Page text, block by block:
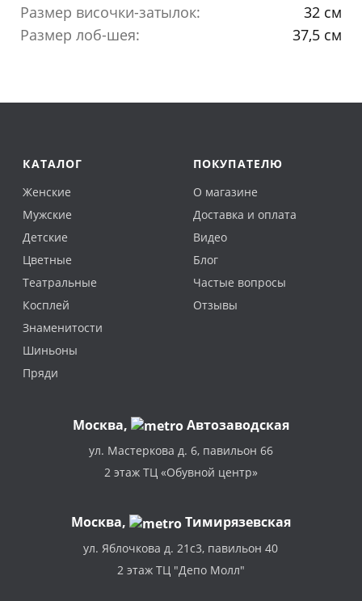
Размер височки-затылок:
32 см
Размер лоб-шея:
37,5 см
КАТАЛОГ
Женские
Мужские
Детские
Цветные
Театральные
Косплей
Знаменитости
Шиньоны
Пряди
ПОКУПАТЕЛЮ
О магазине
Доставка и оплата
Видео
Блог
Частые вопросы
Отзывы
Москва, Автозаводская
ул. Мастеркова д. 6, павильон 66
2 этаж ТЦ «Обувной центр»
Москва, Тимирязевская
ул. Яблочкова д. 21с3, павильон 40
2 этаж ТЦ "Депо Молл"